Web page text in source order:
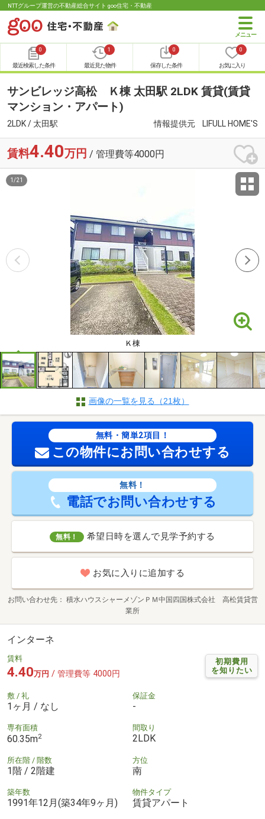
NTTグループ運営の不動産総合サイト goo住宅・不動産
0
最近検索した条件
1
最近見た物件
0
保存した条件
0
お気に入り
サンビレッジ高松 Ｋ棟 太田駅 2LDK 賃貸(賃貸
マンション・アパート)
2LDK / 太田駅 情報提供元 LIFULL HOME'S
賃料4.40万円 / 管理費等4000円
Ｋ棟
1 /21
画像の一覧を見る（21枚）
無料・簡単2項目！
この物件にお問い合わせする
無料！
電話でお問い合わせする
無料！ 希望日時を選んで見学予約する
お気に入りに追加する
お問い合わせ先
積水ハウスシャーメゾンＰＭ中国四国株式会社 高松賃貸営
業所
インターネ
初期費用
を知りたい
賃料
4.40万円 / 管理費等 4000円
敷 / 礼
1ヶ月 / なし
保証金
-
専有面積
60.35m2
間取り
2LDK
所在階 / 階数
1階 / 2階建
方位
南
築年数
1991年12月(築34年9ヶ月)
物件タイプ
賃貸アパート